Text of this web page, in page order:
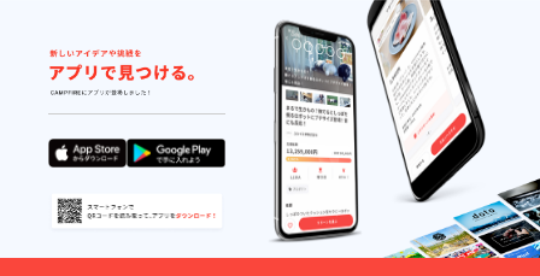
※会場の
都合に
より、
無料開
催のイ
ベント
もあり
ますの
で、予
めご了
承くだ
さい。
※お茶会
は除き
と共に
子育て
を考え
るイベ
ント
2月：私
たちに
もでき
る政治
参加
6月：幅
広い層
を巻き
込むイ